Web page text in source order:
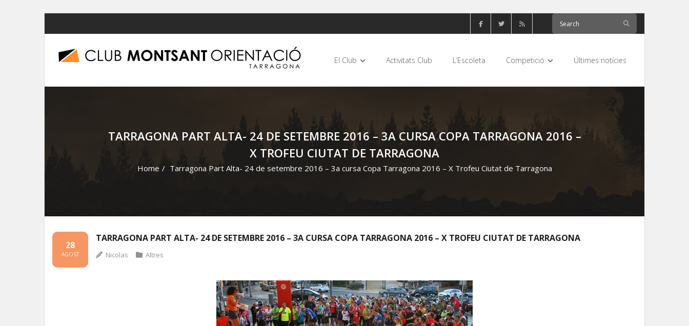
El Club Activitats Club L’Escoleta Competició Últimes notícies
TARRAGONA PART ALTA- 24 DE SETEMBRE 2016 – 3A CURSA COPA TARRAGONA 2016 –
X TROFEU CIUTAT DE TARRAGONA
Home / Tarragona Part Alta- 24 de setembre 2016 – 3a cursa Copa Tarragona 2016 – X Trofeu Ciutat de Tarragona
TARRAGONA PART ALTA- 24 DE SETEMBRE 2016 – 3A CURSA COPA TARRAGONA 2016 – X TROFEU CIUTAT DE TARRAGONA
28
AGOST Nicolas Altres